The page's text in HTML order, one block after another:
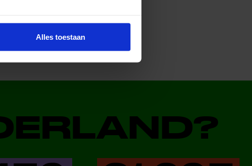
Alles toestaan